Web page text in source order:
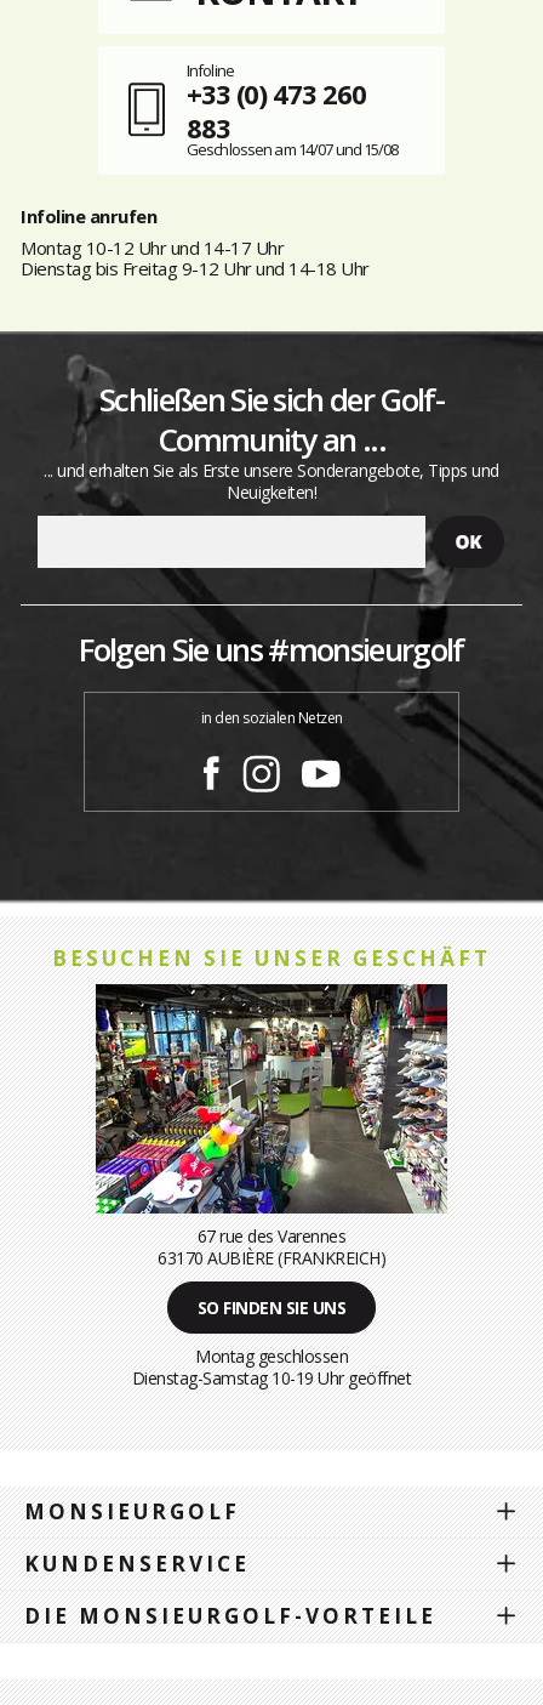
Infoline
+33 (0) 473 260
883
Geschlossen am 14/07 und 15/08
Infoline anrufen
Montag 10-12 Uhr und 14-17 Uhr
Dienstag bis Freitag 9-12 Uhr und 14-18 Uhr
Schließen Sie sich der Golf-
Community an ...
... und erhalten Sie als Erste unsere Sonderangebote, Tipps und
Neuigkeiten!
Folgen Sie uns #monsieurgolf
in den sozialen Netzen
BESUCHEN SIE UNSER GESCHÄFT
67 rue des Varennes
63170 AUBIÈRE (FRANKREICH)
SO FINDEN SIE UNS
Montag geschlossen
Dienstag-Samstag 10-19 Uhr geöffnet
MONSIEURGOLF
KUNDENSERVICE
DIE MONSIEURGOLF-VORTEILE